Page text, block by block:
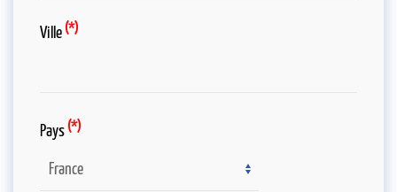
Ville (*)
Pays (*)